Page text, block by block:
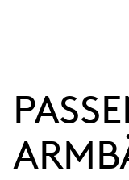
38 Std.
Gangreserve